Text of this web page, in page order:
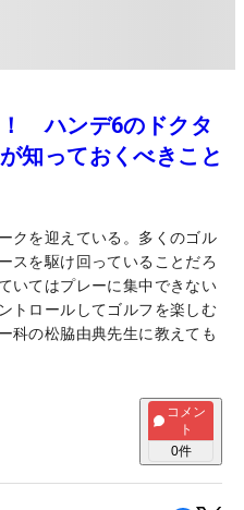
ハンデ6のドクタ
知っておくべきこと
クを迎えている。多くのゴル
スを駆け回っていることだろ
いてはプレーに集中できない
トロールしてゴルフを楽しむ
科の松脇由典先生に教えても
コメン
ト
0件